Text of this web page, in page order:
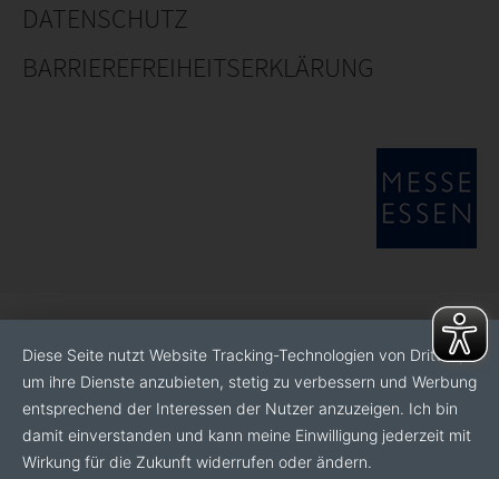
DATENSCHUTZ
BARRIEREFREIHEITSERKLÄRUNG
Diese Seite nutzt Website Tracking-Technologien von Dritten,
um ihre Dienste anzubieten, stetig zu verbessern und Werbung
entsprechend der Interessen der Nutzer anzuzeigen. Ich bin
damit einverstanden und kann meine Einwilligung jederzeit mit
Wirkung für die Zukunft widerrufen oder ändern.